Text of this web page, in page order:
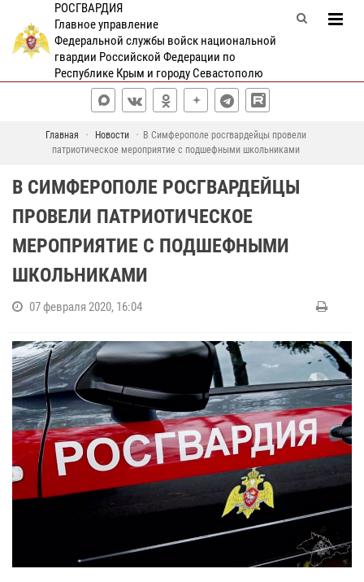
РОСГВАРДИЯ
Главное управление
Федеральной службы войск национальной
гвардии Российской Федерации по
Республике Крым и городу Севастополю
Главная Новости
В Симферополе росгвардейцы провели
патриотическое мероприятие с подшефными школьниками
В СИМФЕРОПОЛЕ РОСГВАРДЕЙЦЫ
ПРОВЕЛИ ПАТРИОТИЧЕСКОЕ
МЕРОПРИЯТИЕ С ПОДШЕФНЫМИ
ШКОЛЬНИКАМИ
07 февраля 2020, 16:04